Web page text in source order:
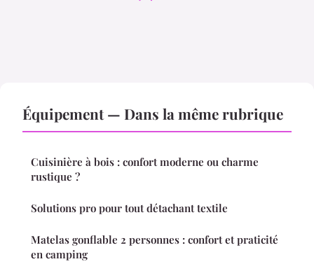
Équipement — Dans la même rubrique
Cuisinière à bois : confort moderne ou charme
rustique ?
Solutions pro pour tout détachant textile
Matelas gonflable 2 personnes : confort et praticité
en camping